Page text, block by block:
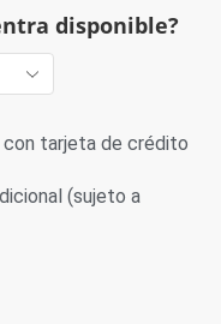
disponible?
con tarjeta de crédito
(sujeto a